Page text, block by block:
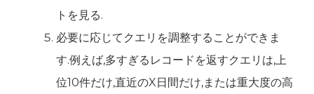
トを見る.
必要に応じてクエリを調整することができま
す.例えば,多すぎるレコードを返すクエリは,上
位10件だけ,直近のX日間だけ,または重大度の高